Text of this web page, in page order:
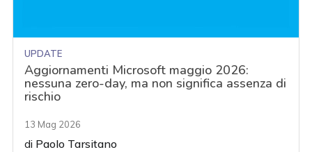
UPDATE
Aggiornamenti Microsoft maggio 2026:
nessuna zero-day, ma non significa assenza di
rischio
13 Mag 2026
di Paolo Tarsitano